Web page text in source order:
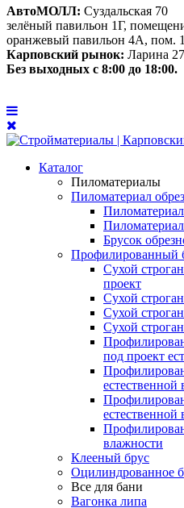
АвтоМОЛЛ: Суздальская 70
зелёный павильон 1Г,
оранжевый павильон 4А, пом.
Карповский рынок: Ларина
Без выходных с 8:00 до 18:00.
Каталог
Пиломатериалы
Пиломатериал
Пиломатериал
Брусок
Профилированный
Сухой
проект
Сухой
Сухой
Сухой
под проект
естественной
естественной
влажности
Клееный брус
Оцилиндрованное
Все для бани
Вагонка липа